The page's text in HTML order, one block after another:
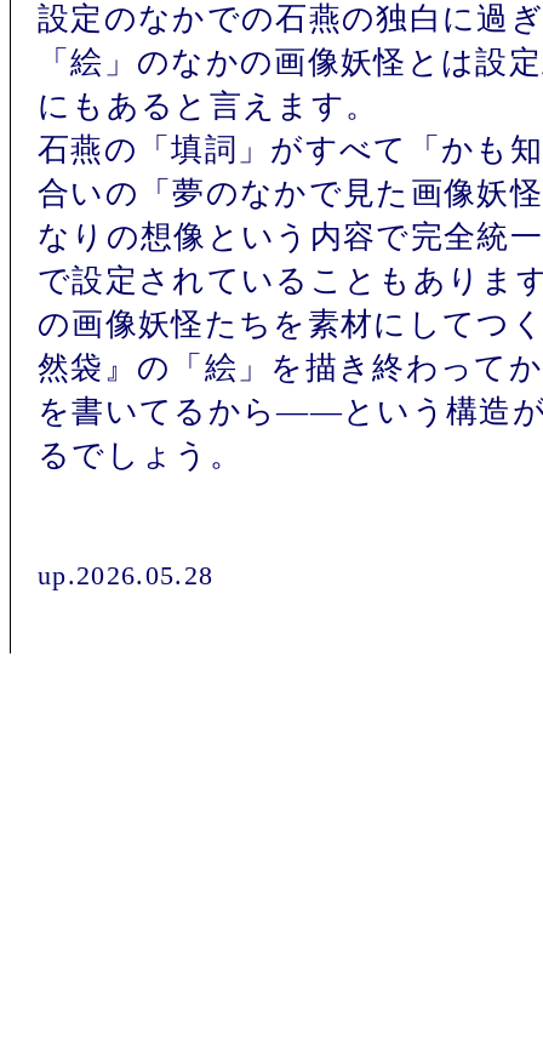
設定のなかでの石燕の独白に過
「絵」のなかの画像妖怪とは設
にもあると言えます。
石燕の「填詞」がすべて「かも
合いの「夢のなかで見た画像妖
なりの想像という内容で完全統
で設定されていることもありま
の画像妖怪たちを素材にしてつ
然袋』の「絵」を描き終わって
を書いてるから――という構造
るでしょう。
up.2026.05.28